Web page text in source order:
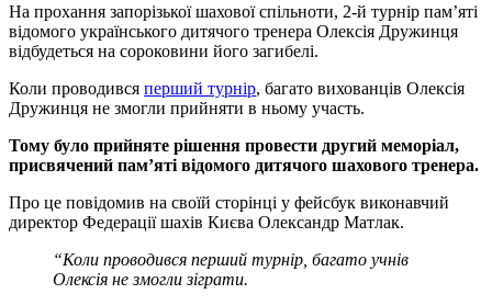
На прохання запорізької шахової спільноти, 2-й турнір пам’яті
відомого українського дитячого тренера Олексія Дружинця
відбудеться на сороковини його загибелі.
Коли проводився перший турнір, багато вихованців Олексія
Дружинця не змогли прийняти в ньому участь.
Тому було прийняте рішення провести другий меморіал,
присвячений пам’яті відомого дитячого шахового тренера.
Про це повідомив на своїй сторінці у фейсбук виконавчий
директор Федерації шахів Києва Олександр Матлак.
“Коли проводився перший турнір, багато учнів
Олексія не змогли зіграти.